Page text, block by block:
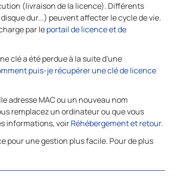
(livraison de la licence). Différents
dur...) peuvent affecter le cycle de vie.
par leportail de licence et de
clé a été perdue à la suite d'une
puis-je récupérer une clé de licence
adresse MAC ou un nouveau nom
remplacez un ordinateur ou que vous
informations, voirRéhébergement et retour.
pour une gestion plus facile. Pour de plus